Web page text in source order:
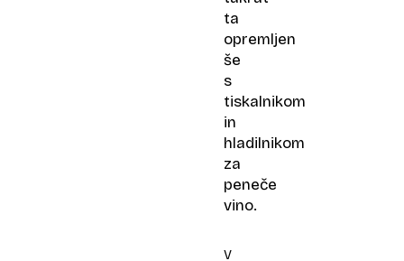
ta
opremljen
še
s
tiskalnikom
in
hladilnikom
za
peneče
vino.
V